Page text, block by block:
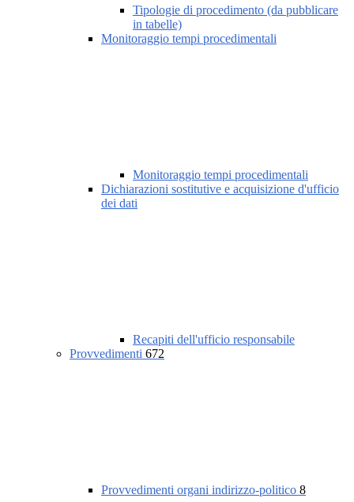
Tipologie di procedimento (da pubblicare
in tabelle)
Monitoraggio tempi procedimentali
Monitoraggio tempi procedimentali
Dichiarazioni sostitutive e acquisizione d'ufficio
dei dati
Recapiti dell'ufficio responsabile
Provvedimenti 672
Provvedimenti organi indirizzo-politico 8